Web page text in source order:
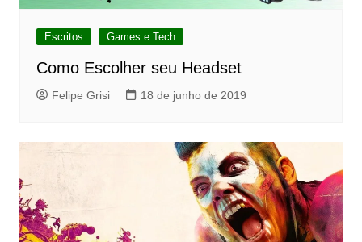
Escritos Games e Tech
Como Escolher seu Headset
Felipe Grisi 18 de junho de 2019